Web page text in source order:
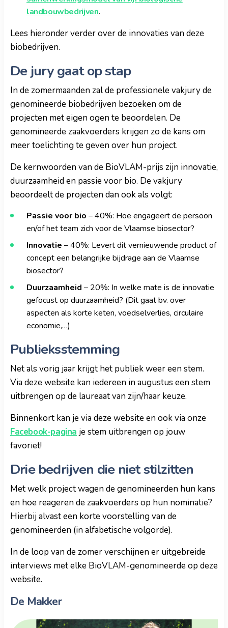
landbouwbedrijven.
Lees hieronder verder over de innovaties van deze
biobedrijven.
De jury gaat op stap
In de zomermaanden zal de professionele vakjury de
genomineerde biobedrijven bezoeken om de
projecten met eigen ogen te beoordelen. De
genomineerde zaakvoerders krijgen zo de kans om
meer toelichting te geven over hun project.
De kernwoorden van de BioVLAM-prijs zijn innovatie,
duurzaamheid en passie voor bio. De vakjury
beoordeelt de projecten dan ook als volgt:
Passie voor bio – 40%: Hoe engageert de persoon
en/of het team zich voor de Vlaamse biosector?
Innovatie – 40%: Levert dit vernieuwende product of
concept een belangrijke bijdrage aan de Vlaamse
biosector?
Duurzaamheid – 20%: In welke mate is de innovatie
gefocust op duurzaamheid? (Dit gaat bv. over
aspecten als korte keten, voedselverlies, circulaire
economie,…)
Publieksstemming
Net als vorig jaar krijgt het publiek weer een stem.
Via deze website kan iedereen in augustus een stem
uitbrengen op de laureaat van zijn/haar keuze.
Binnenkort kan je via deze website en ook via onze
Facebook-pagina je stem uitbrengen op jouw
favoriet!
Drie bedrijven die niet stilzitten
Met welk project wagen de genomineerden hun kans
en hoe reageren de zaakvoerders op hun nominatie?
Hierbij alvast een korte voorstelling van de
genomineerden (in alfabetische volgorde).
In de loop van de zomer verschijnen er uitgebreide
interviews met elke BioVLAM-genomineerde op deze
website.
De Makker